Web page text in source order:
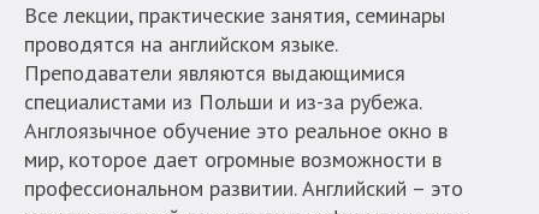
menu
skiplinks
pozwalające
szybko
przechodzić
treści,
Все лекции, практические занятия, семинары
проводятся на английском языке.
Преподаватели являются выдающимися
специалистами из Польши и из-за рубежа.
Англоязычное обучение это реальное окно в
мир, которое дает огромные возможности в
профессиональном развитии. Английский – это